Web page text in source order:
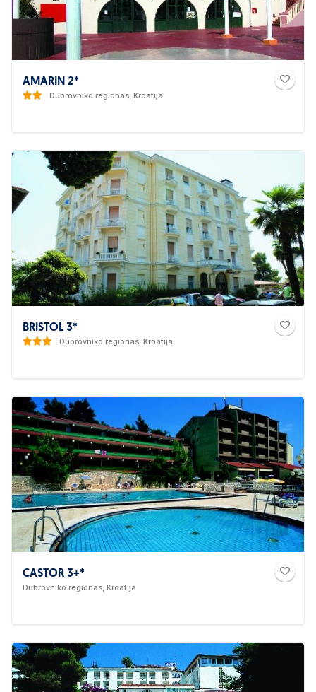
AMARIN 2*
Dubrovniko regionas, Kroatija
BRISTOL 3*
Dubrovniko regionas, Kroatija
CASTOR 3+*
Dubrovniko regionas, Kroatija